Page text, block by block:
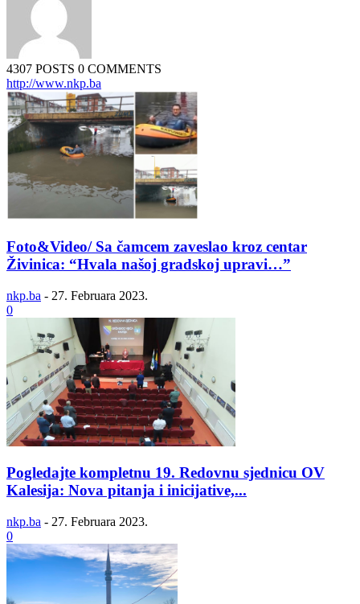
4307 POSTS 0 COMMENTS
http://www.nkp.ba
Foto&Video/ Sa čamcem zaveslao kroz centar
Živinica: “Hvala našoj gradskoj upravi…”
nkp.ba - 27. Februara 2023.
0
Pogledajte kompletnu 19. Redovnu sjednicu OV
Kalesija: Nova pitanja i inicijative,...
nkp.ba - 27. Februara 2023.
0